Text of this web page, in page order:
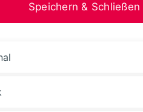
Termine
Speichern & Schließen